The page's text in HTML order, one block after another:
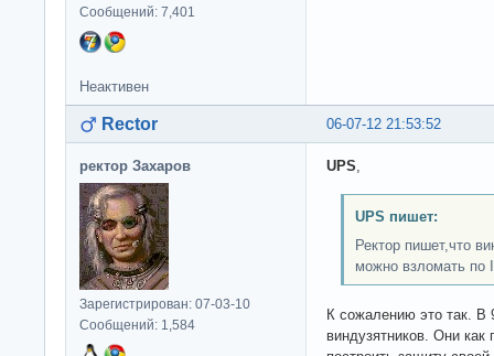
Сообщений: 7,401
Неактивен
06-07-12 21:53:52
Rector
ректор Захаров
Зарегистрирован: 07-03-10
Сообщений: 1,584
UPS
UPS пишет:
Ректор пишет,что
можно взломать по
К сожалению это так. В
виндузятников. Они